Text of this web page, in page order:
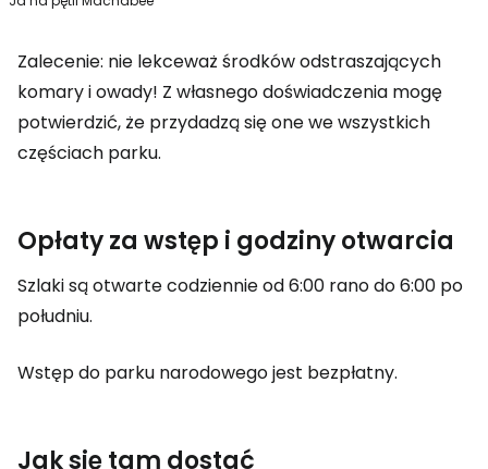
Zalecenie: nie lekceważ środków odstraszających
komary i owady! Z własnego doświadczenia mogę
potwierdzić, że przydadzą się one we wszystkich
częściach parku.
Opłaty za wstęp i godziny otwarcia
Szlaki są otwarte codziennie od 6:00 rano do 6:00 po
południu.
Wstęp do parku narodowego jest bezpłatny.
Jak się tam dostać